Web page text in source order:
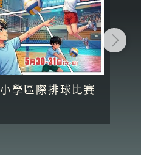
學區際排球比賽